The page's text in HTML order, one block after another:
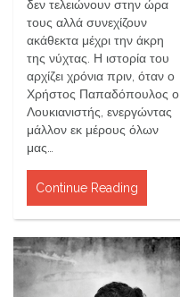
δεν τελειώνουν στην ώρα
τους αλλά συνεχίζουν
ακάθεκτα μέχρι την άκρη
της νύχτας. Η ιστορία του
αρχίζει χρόνια πριν, όταν ο
Χρήστος Παπαδόπουλος ο
Λουκιανιστής, ενεργώντας
μάλλον εκ μέρους όλων
μας…
Continue Reading